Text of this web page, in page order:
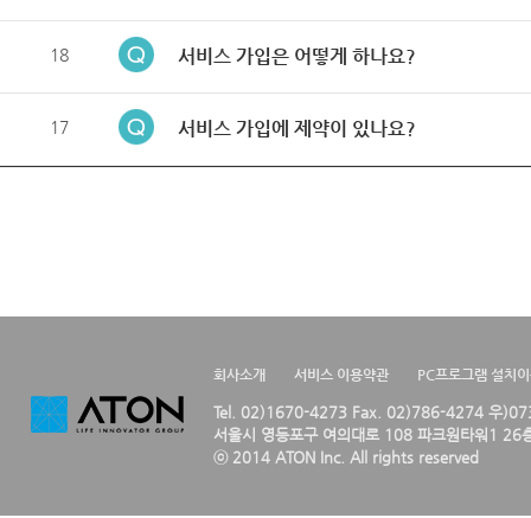
18 서비스 가입은 어떻게 하나요?
17 서비스 가입에 제약이 있나요?
회사소개 서비스 이용약관 PC프로그램 설치
Tel. 02)1670-4273 Fax. 02)786-4274 우
서울시 영등포구 여의대로 108 파크원타워1 26
ⓒ 2014 ATON Inc. All rights reserved